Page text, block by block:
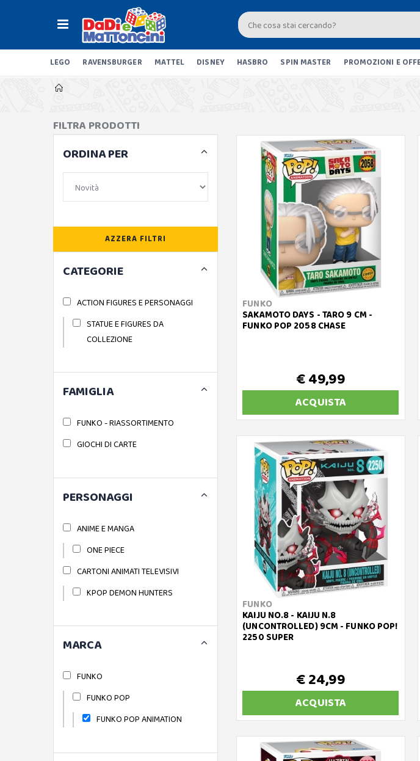
LEGO RAVENSBURGER MATTEL DISNEY HASBRO SPIN MASTER PROMOZIONI E
FUNKO
SAKAMOTO DAYS - TARO 9 CM -
FUNKO POP 2058 CHASE
€ 49,99
ACQUISTA
FUNKO
KAIJU NO.8 - KAIJU N.8
(UNCONTROLLED) 9CM - FUNKO POP!
2250 SUPER
€ 24,99
ACQUISTA
FILTRA PRODOTTI
ORDINA PER
AZZERA FILTRI
CATEGORIE
ACTION FIGURES E PERSONAGGI
STATUE E FIGURES DA
COLLEZIONE
FAMIGLIA
FUNKO - RIASSORTIMENTO
GIOCHI DI CARTE
PERSONAGGI
ANIME E MANGA
ONE PIECE
CARTONI ANIMATI TELEVISIVI
KPOP DEMON HUNTERS
MARCA
FUNKO
FUNKO POP
FUNKO POP ANIMATION